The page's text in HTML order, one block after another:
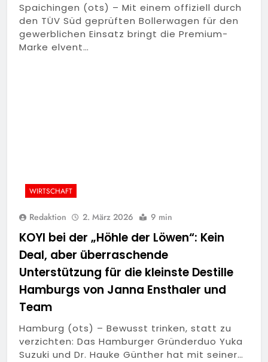
Spaichingen (ots) – Mit einem offiziell durch
den TÜV Süd geprüften Bollerwagen für den
gewerblichen Einsatz bringt die Premium-
Marke elvent…
WIRTSCHAFT
Redaktion 2. März 2026 9 min
KOYI bei der „Höhle der Löwen“: Kein
Deal, aber überraschende
Unterstützung für die kleinste Destille
Hamburgs von Janna Ensthaler und
Team
Hamburg (ots) – Bewusst trinken, statt zu
verzichten: Das Hamburger Gründerduo Yuka
Suzuki und Dr. Hauke Günther hat mit seiner…